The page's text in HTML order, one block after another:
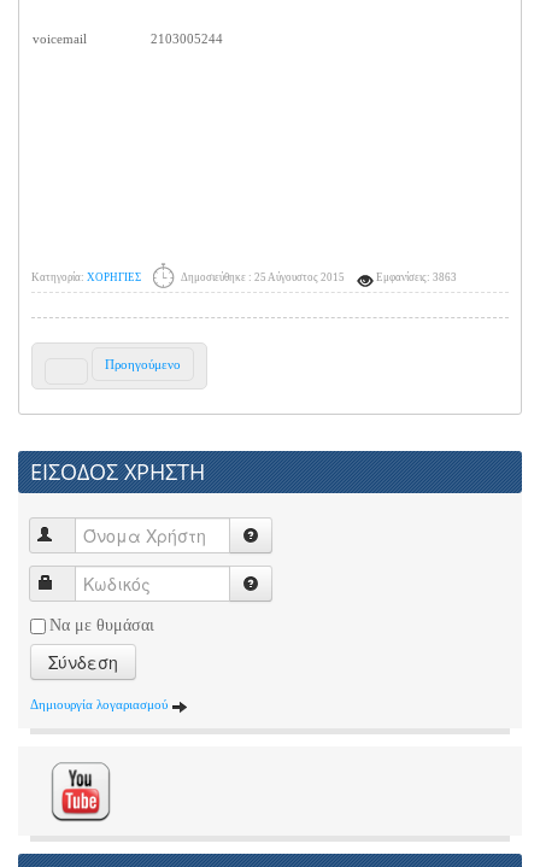
voicemail 2103005244
Κατηγορία: ΧΟΡΗΓΙΕΣ Δημοσιεύθηκε : 25 Αύγουστος 2015 Εμφανίσεις: 3863
Προηγούμενο
ΕΙΣΟΔΟΣ ΧΡΗΣΤΗ
Να με θυμάσαι
Σύνδεση
Δημιουργία λογαριασμού